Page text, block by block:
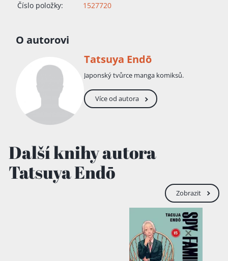
Číslo položky:
1527720
O autorovi
Tatsuya Endō
Japonský tvůrce manga komiksů.
Více od autora
Další knihy autora
Tatsuya Endō
Zobrazit